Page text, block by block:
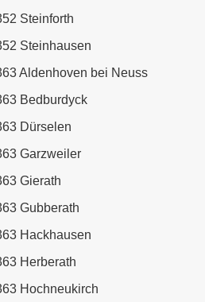
Steinforth
Steinhausen
Aldenhoven bei Neuss
Bedburdyck
Dürselen
Garzweiler
Gierath
Gubberath
Hackhausen
Herberath
Hochneukirch